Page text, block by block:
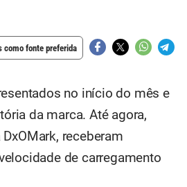
como fonte preferida
no início do mês e
da marca. Até agora,
receberam
de carregamento